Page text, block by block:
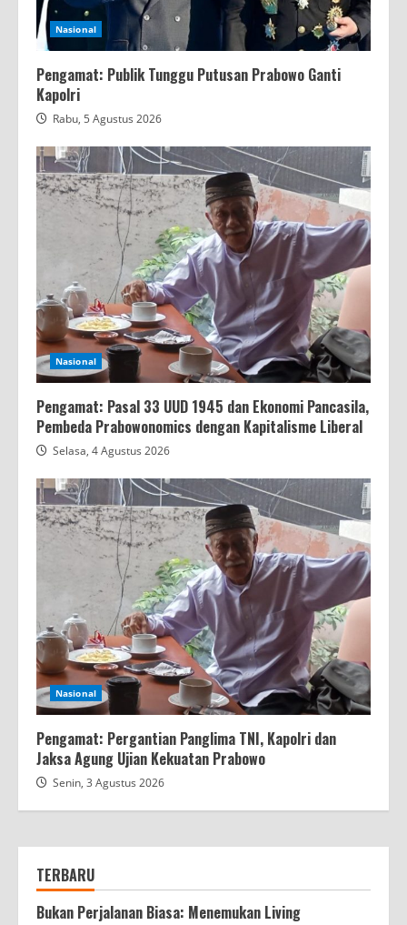
Nasional
Pengamat: Publik Tunggu Putusan Prabowo Ganti
Kapolri
Rabu, 5 Agustus 2026
Nasional
Pengamat: Pasal 33 UUD 1945 dan Ekonomi Pancasila,
Pembeda Prabowonomics dengan Kapitalisme Liberal
Selasa, 4 Agustus 2026
Nasional
Pengamat: Pergantian Panglima TNI, Kapolri dan
Jaksa Agung Ujian Kekuatan Prabowo
Senin, 3 Agustus 2026
TERBARU
Bukan Perjalanan Biasa: Menemukan Living